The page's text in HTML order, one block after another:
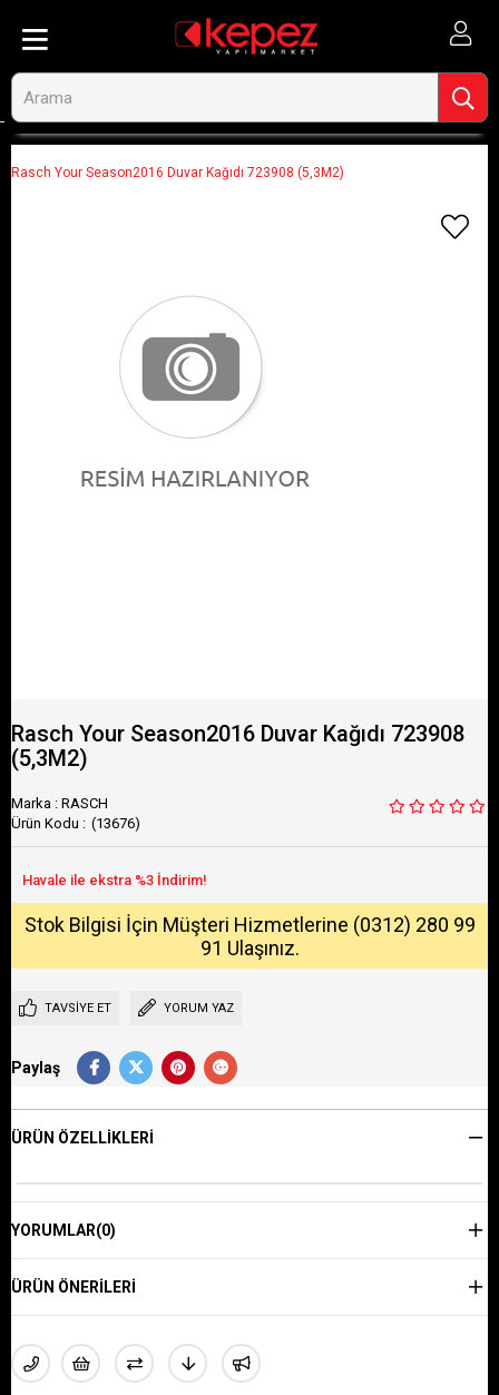
Rasch Your Season2016 Duvar Kağıdı 723908 (5,3M2)
Rasch Your Season2016 Duvar Kağıdı 723908
(5,3M2)
Marka : RASCH
(13676)
Stok Bilgisi İçin Müşteri Hizmetlerine (0312) 280 99
91 Ulaşınız.
TAVSIYE ET YORUM YAZ
Paylaş
ÜRÜN ÖZELLIKLERI
YORUMLAR(0)
ÜRÜN ÖNERILERI